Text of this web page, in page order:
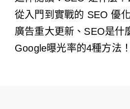
從入門到實戰的 SEO 優
廣告重大更新、 SEO是什
Google曝光率的4種方法！